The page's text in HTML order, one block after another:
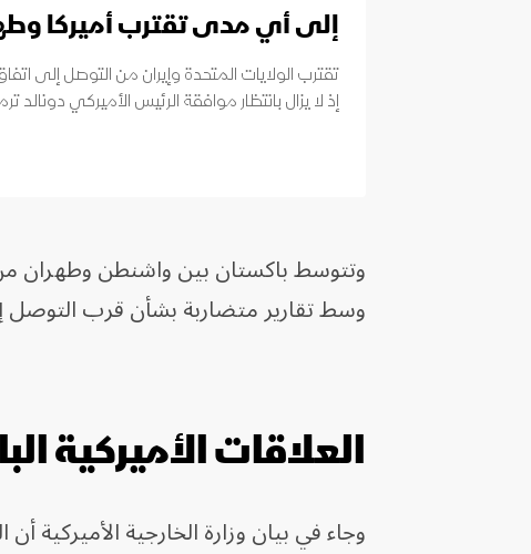
إلى أي مدى تقترب أميركا
تقترب الولايات المتحدة وإيران من التوصل إلى
إذ لا يزال بانتظار موافقة الرئيس الأميركي دونالد
وسط تقارير متضاربة بشأن قرب التوصل
العلاقات الأميركية
وجاء في بيان وزارة الخارجية الأميركية